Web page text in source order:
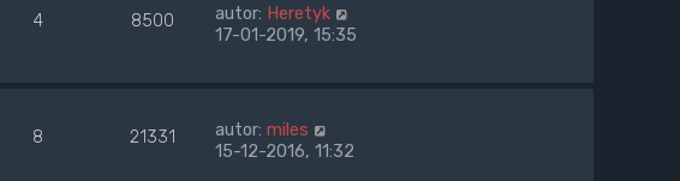
4 8500 autor: Heretyk
17-01-2019, 15:35
8 21331 autor: miles
15-12-2016, 11:32